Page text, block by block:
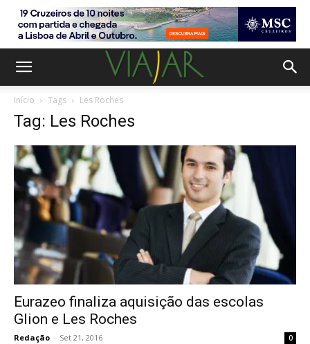
Início Tags Les Roches
Tag: Les Roches
Eurazeo finaliza aquisição das escolas
Glion e Les Roches
Redação - Set 21, 2016 0